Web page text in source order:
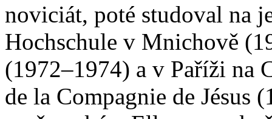
noviciát, poté studoval na
Hochschule v Mnichově
(1972–1974) a v Paříži na
de la Compagnie de Jésus